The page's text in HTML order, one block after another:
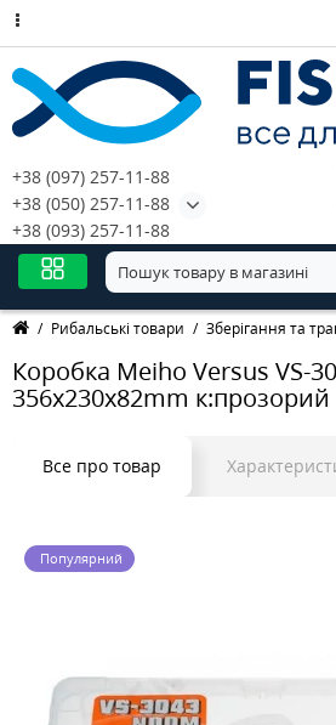
+38 (097) 257-11-88
+38 (050) 257-11-88
+38 (093) 257-11-88
Рибальські товари Зберігання та
Коробка Meiho Versus VS-
356х230х82mm к:прозорий
Все про товар
Популярний